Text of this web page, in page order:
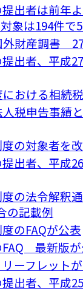
出者は前年
象は194件で
外財産調書
出者、平成
おける相続
税申告事績
の対象者を
出者、平成
の法令解釈
の記載例
のFAQが公表
FAQ 最新版
ーフレット
出者、平成